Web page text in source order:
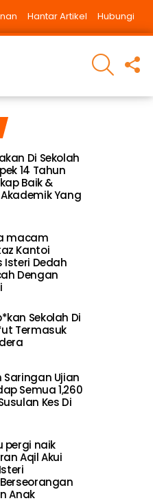
Hantar Artikel Hubungi
SEARCH
Di Sekolah
14 Tahun
Baik &
Yang
macam
Kantoi
Isteri Dedah
Dengan
Sekolah Di
Termasuk
Saringan Ujian
Semua 1,260
Kes Di
pergi naik
Aqil Akui
Anak